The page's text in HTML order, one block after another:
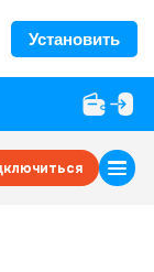
Установить